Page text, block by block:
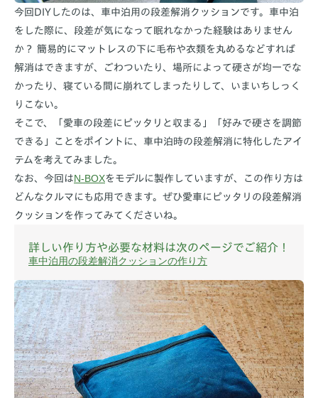
今回DIYしたのは、車中泊用の段差解消クッションです。車中泊
をした際に、段差が気になって眠れなかった経験はありません
か？ 簡易的にマットレスの下に毛布や衣類を丸めるなどすれば
解消はできますが、ごわついたり、場所によって硬さが均一でな
かったり、寝ている間に崩れてしまったりして、いまいちしっく
りこない。
そこで、「愛車の段差にピッタリと収まる」「好みで硬さを調節
できる」ことをポイントに、車中泊時の段差解消に特化したアイ
テムを考えてみました。
なお、今回はN-BOXをモデルに製作していますが、この作り方は
どんなクルマにも応用できます。ぜひ愛車にピッタリの段差解消
クッションを作ってみてくださいね。
詳しい作り方や必要な材料は次のページでご紹介！
車中泊用の段差解消クッションの作り方